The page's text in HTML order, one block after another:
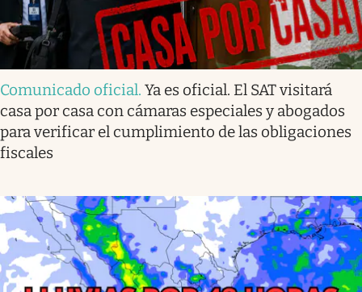
Comunicado oficial. Ya es oficial. El SAT visitará
casa por casa con cámaras especiales y abogados
para verificar el cumplimiento de las obligaciones
fiscales